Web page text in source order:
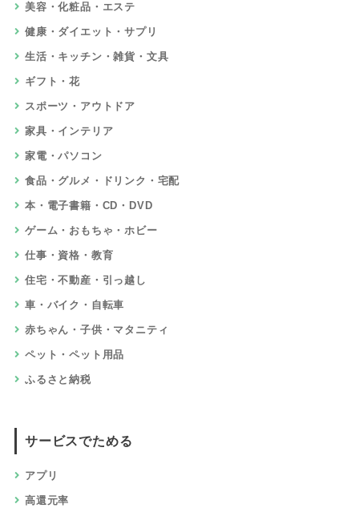
美容・化粧品・エステ
健康・ダイエット・サプリ
生活・キッチン・雑貨・文具
ギフト・花
スポーツ・アウトドア
家具・インテリア
家電・パソコン
食品・グルメ・ドリンク・宅配
本・電子書籍・CD・DVD
ゲーム・おもちゃ・ホビー
仕事・資格・教育
住宅・不動産・引っ越し
車・バイク・自転車
赤ちゃん・子供・マタニティ
ペット・ペット用品
ふるさと納税
サービスでためる
アプリ
高還元率